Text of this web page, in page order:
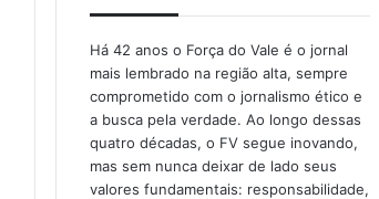
Há 42 anos o Força do Vale é o jornal
mais lembrado na região alta, sempre
comprometido com o jornalismo ético e
a busca pela verdade. Ao longo dessas
quatro décadas, o FV segue inovando,
mas sem nunca deixar de lado seus
valores fundamentais: responsabilidade,